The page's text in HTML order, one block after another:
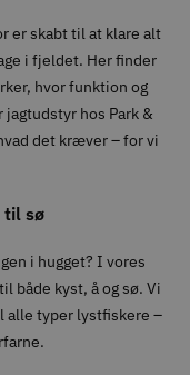
er skabt til at klare alt
i fjeldet. Her finder
hvor funktion og
jagtudstyr hos Park &
det kræver – for vi
til sø
i hugget? I vores
både kyst, å og sø. Vi
typer lystfiskere –